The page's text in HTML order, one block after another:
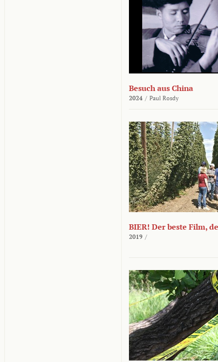
Besuch aus China
2024 / Paul Rosdy
BIER! Der beste Film,
2019 /